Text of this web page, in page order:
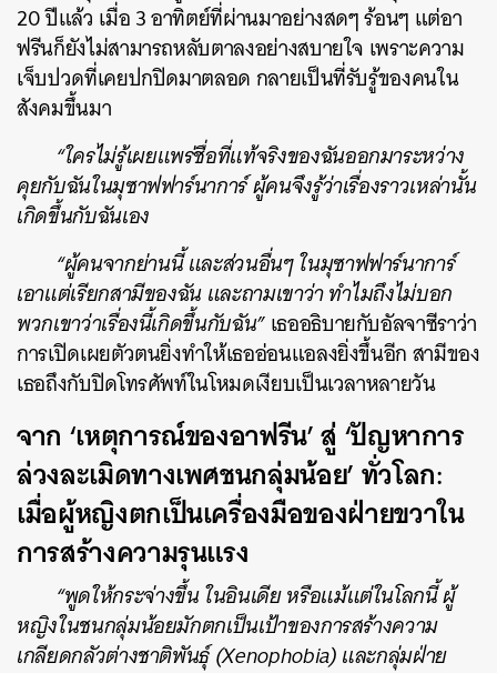
20 ปีแล้ว เมื่อ 3 อาทิตย์ที่ผ่านมาอย่างสดๆ ร้อนๆ แต่อา
ฟรีนก็ยังไม่สามารถหลับตาลงอย่างสบายใจ เพราะความ
เจ็บปวดที่เคยปกปิดมาตลอด กลายเป็นที่รับรู้ของคนใน
สังคมขึ้นมา
“ใครไม่รู้เผยแพร่ชื่อที่แท้จริงของฉันออกมาระหว่าง
คุยกับฉันในมุซาฟฟาร์นาการ์ ผู้คนจึงรู้ว่าเรื่องราวเหล่านั้น
เกิดขึ้นกับฉันเอง
“ผู้คนจากย่านนี้ และส่วนอื่นๆ ในมุซาฟฟาร์นาการ์
เอาแต่เรียกสามีของฉัน และถามเขาว่า ทำไมถึงไม่บอก
พวกเขาว่าเรื่องนี้เกิดขึ้นกับฉัน”เธออธิบายกับอัลจาซีราว่า
การเปิดเผยตัวตนยิ่งทำให้เธออ่อนแอลงยิ่งขึ้นอีก สามีของ
เธอถึงกับปิดโทรศัพท์ในโหมดเงียบเป็นเวลาหลายวัน
จาก ‘เหตุการณ์ของอาฟรีน’ สู่ ‘ปัญหาการ
ล่วงละเมิดทางเพศชนกลุ่มน้อย’ ทั่วโลก:
เมื่อผู้หญิงตกเป็นเครื่องมือของฝ่ายขวาใน
การสร้างความรุนแรง
“พูดให้กระจ่างขึ้น ในอินเดีย หรือแม้แต่ในโลกนี้ ผู้
หญิงในชนกลุ่มน้อยมักตกเป็นเป้าของการสร้างความ
เกลียดกลัวต่างชาติพันธุ์ (Xenophobia) และกลุ่มฝ่าย